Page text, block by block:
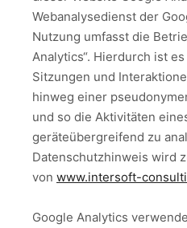
Webanalysedienst der
Nutzung umfasst die
Analytics“. Hierdurch ist
Sitzungen und
hinweg einer
und so die Aktivitäten
geräteübergreifend zu
Datenschutzhinweis wird
von www.intersoft-
Google Analytics